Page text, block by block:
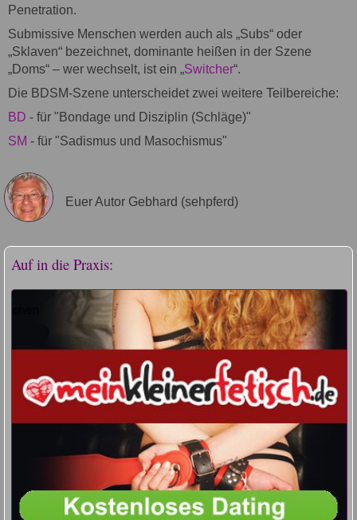
Penetration.
Submissive Menschen werden auch als „Subs“ oder
„Sklaven“ bezeichnet, dominante heißen in der Szene
„Doms“ – wer wechselt, ist ein „Switcher“.
Die BDSM-Szene unterscheidet zwei weitere Teilbereiche:
BD - für "Bondage und Disziplin (Schläge)"
SM - für "Sadismus und Masochismus"
Euer Autor Gebhard (sehpferd)
Auf in die Praxis: